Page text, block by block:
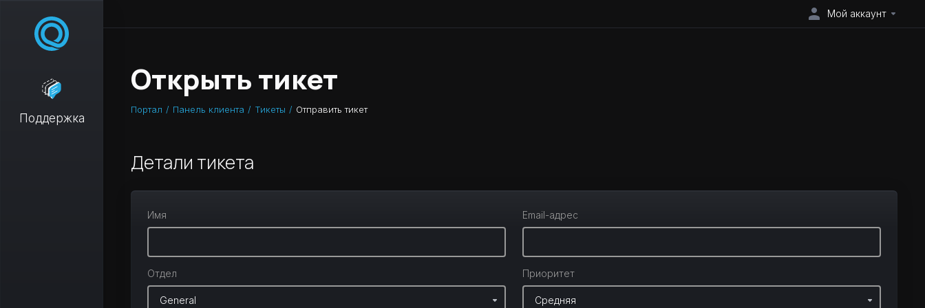
Поддержка
Мой аккаунт
Открыть тикет
Портал Панель клиента Тикеты Отправить тикет
Детали тикета
Имя Email-адрес
Отдел Приоритет